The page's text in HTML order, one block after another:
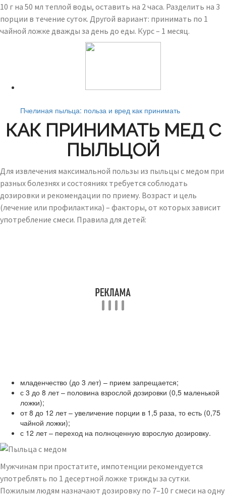
10 г на 50 мл теплой воды, оставить на 2 часа. Разделить на 3
порции в течение суток. Другой вариант: принимать по 1
чайной ложке дважды за день до еды. Курс – 1 месяц.
Пчелиная пыльца: польза и вред как принимать
КАК ПРИНИМАТЬ МЕД С
ПЫЛЬЦОЙ
Для извлечения максимальной пользы из пыльцы с медом при
разных болезнях и состояниях требуется соблюдать
дозировки и рекомендации по приему. Возраст и цель
(лечение или профилактика) – факторы, от которых зависит
употребление смеси. Правила для детей:
младенчество (до 3 лет) – прием запрещается;
с 3 до 8 лет – половина взрослой дозировки (0,5 маленькой
ложки);
от 8 до 12 лет – увеличение порции в 1,5 раза, то есть (0,75
чайной ложки);
с 12 лет – переход на полноценную взрослую дозировку.
Мужчинам при простатите, импотенции рекомендуется
употреблять по 1 десертной ложке трижды за сутки.
Пожилым людям назначают дозировку по 7–10 г смеси на одну